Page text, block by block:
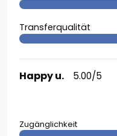
Transferqualität
Happy u. 5.00/5
Zugänglichkeit